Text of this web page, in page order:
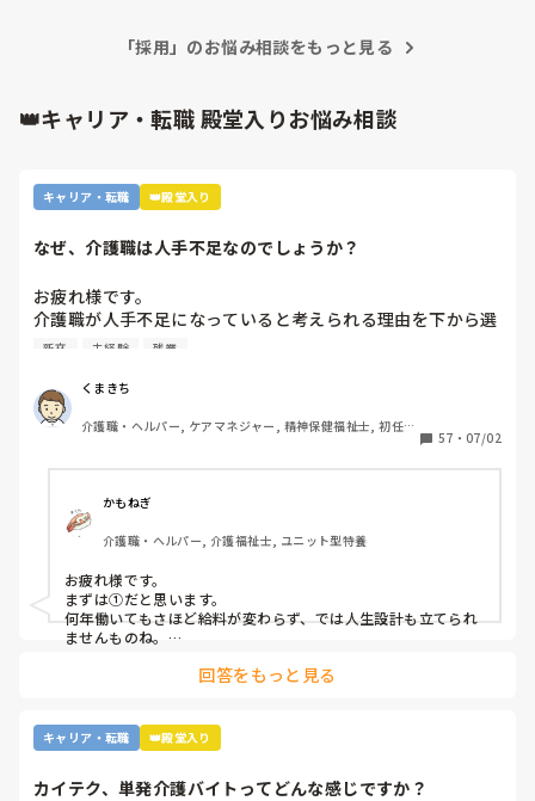
て欲しい。」と言われたのですが、現在診断がはっきりして
「採用」のお悩み相談をもっと見る
👑キャリア・転職 殿堂入りお悩み相談
キャリア・転職 👑殿堂入り
なぜ、介護職は人手不足なのでしょうか？
お疲れ様です。
介護職が人手不足になっていると考えられる理由を下から選
んで下さい
②利用者に叩かれるなど危険があるから。
③他業種に転職できるスキルがつかなさそうだから。
④職場の立地が悪いところが多いから。
⑥施設を作りすぎているから。
⑦時間外労働が多いから。
⑧介護の業界人が綺麗事しか言わないから。
⑨人がいないのに新卒を優遇するから。
⑩未経験可の求人しかないから。
11マネジメント層がまともでないから。
12その他
新卒 未経験 残業
くまきち
介護職・ヘルパー, ケアマネジャー, 精神保健福祉士, 初任者
57 ・ 07/02
かもねぎ
介護職・ヘルパー, 介護福祉士, ユニット型特養
お疲れ様です。
まずは①だと思います。
何年働いてもさほど給料が変わらず、では人生設計も立てられ
ませんものね。
回答をもっと見る
キャリア・転職 👑殿堂入り
カイテク、単発介護バイトってどんな感じですか？